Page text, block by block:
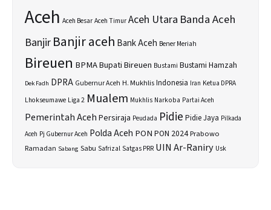
Aceh Aceh BesarAceh TimurAceh Utara Banda Aceh
BanjirBanjir aceh Bank Aceh Bener Meriah
Bireuen BPMABupati Bireuen Bustami Bustami Hamzah
Dek Fadh DPRA Gubernur Aceh H. MukhlisIndonesia Iran Ketua DPRA
Lhokseumawe Liga 2 Mualem Mukhlis Narkoba Partai Aceh
Pemerintah AcehPersiraja Peudada Pidie Pidie Jaya Pilkada
Aceh Pj Gubernur Aceh Polda Aceh PON PON 2024Prabowo
Ramadan Sabang Sabu SafrizalSatgas PRR UIN Ar-Raniry Usk